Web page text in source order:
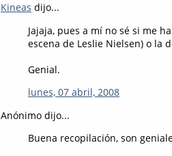
Kineas dijo...
Jajaja, pues a mí no sé si me
escena de Leslie Nielsen) o la
Genial.
lunes, 07 abril, 2008
Anónimo dijo...
Buena recopilación, son